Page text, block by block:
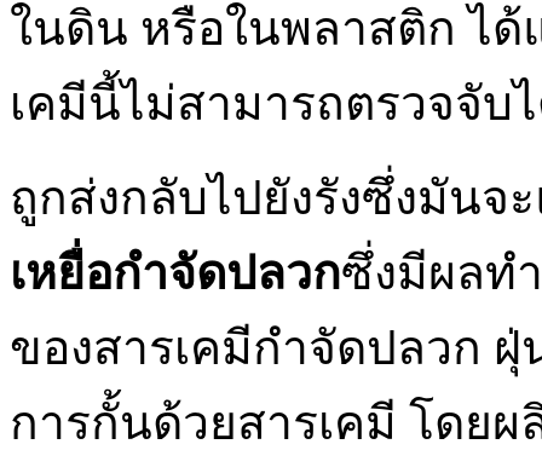
ในดิน หรือในพลาสติก ไ
เคมีนี้ไม่สามารถตรวจจับ
ถูกส่งกลับไปยังรังซึ่งมันจ
เหยื่อกำจัดปลวกซึ่งมีผลท
ของสารเคมีกำจัดปลวก
การกั้นด้วยสารเคมี โด